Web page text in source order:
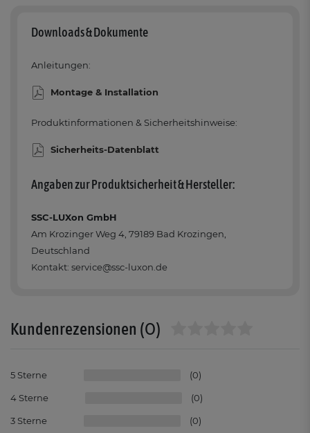
Downloads & Dokumente
Anleitungen:
Montage & Installation
Produktinformationen & Sicherheitshinweise:
Sicherheits-Datenblatt
Angaben zur Produktsicherheit & Hersteller:
SSC-LUXon GmbH
Am Krozinger Weg 4, 79189 Bad Krozingen,
Deutschland
Kontakt: service@ssc-luxon.de
Kundenrezensionen (0)
5 0
4 0
3 0